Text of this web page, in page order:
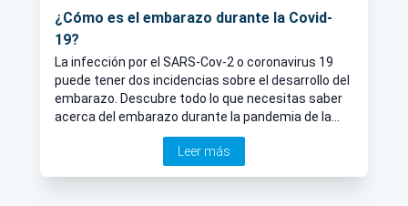
¿Cómo es el embarazo durante la Covid-
19?
La infección por el SARS-Cov-2 o coronavirus 19
puede tener dos incidencias sobre el desarrollo del
embarazo. Descubre todo lo que necesitas saber
acerca del embarazo durante la pandemia de la
mano del Dr. Asenjo de la Fuente.
Leer más